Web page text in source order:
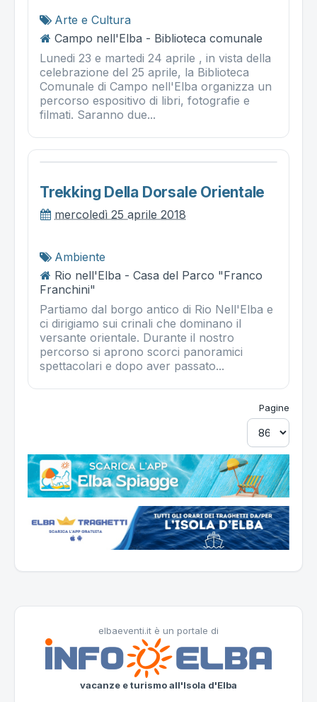
Arte e Cultura
Campo nell'Elba - Biblioteca comunale
Lunedi 23 e martedi 24 aprile , in vista della
celebrazione del 25 aprile, la Biblioteca
Comunale di Campo nell'Elba organizza un
percorso espositivo di libri, fotografie e
filmati. Saranno due...
Trekking Della Dorsale Orientale
mercoledì 25 aprile 2018
Ambiente
Rio nell'Elba - Casa del Parco "Franco
Franchini"
Partiamo dal borgo antico di Rio Nell'Elba e
ci dirigiamo sui crinali che dominano il
versante orientale. Durante il nostro
percorso si aprono scorci panoramici
spettacolari e dopo aver passato...
Pagine
elbaeventi.it è un portale di
vacanze e turismo all'Isola d'Elba